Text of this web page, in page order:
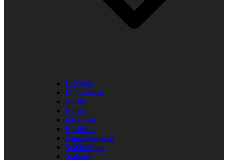
Laglekar
Midsommar
Musik
Namn
Påsklekar
Rastlekar
Samarbetslekar
Snabbalekar
Stafetter